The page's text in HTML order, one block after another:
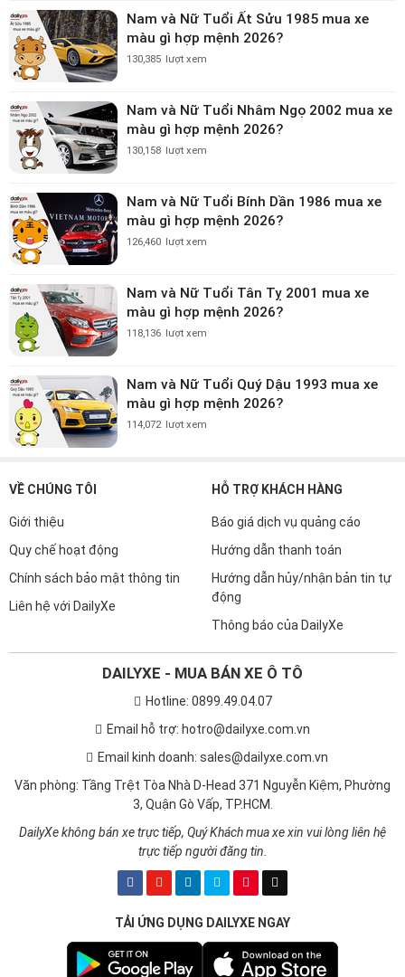
Nam và Nữ Tuổi Ất Sửu 1985 mua xe
màu gì hợp mệnh 2026?
130,385 lượt xem
Nam và Nữ Tuổi Nhâm Ngọ 2002 mua xe
màu gì hợp mệnh 2026?
130,158 lượt xem
Nam và Nữ Tuổi Bính Dần 1986 mua xe
màu gì hợp mệnh 2026?
126,460 lượt xem
Nam và Nữ Tuổi Tân Tỵ 2001 mua xe
màu gì hợp mệnh 2026?
118,136 lượt xem
Nam và Nữ Tuổi Quý Dậu 1993 mua xe
màu gì hợp mệnh 2026?
114,072 lượt xem
VỀ CHÚNG TÔI
Giới thiệu
Quy chế hoạt động
Chính sách bảo mật thông tin
Liên hệ với DailyXe
HỖ TRỢ KHÁCH HÀNG
Báo giá dịch vụ quảng cáo
Hướng dẫn thanh toán
Hướng dẫn hủy/nhận bản tin tự
động
Thông báo của DailyXe
DAILYXE - MUA BÁN XE Ô TÔ
Hotline: 0899.49.04.07
Email hỗ trợ: hotro@dailyxe.com.vn
Email kinh doanh: sales@dailyxe.com.vn
Văn phòng: Tầng Trệt Tòa Nhà D-Head 371 Nguyễn Kiệm, Phường
3, Quận Gò Vấp, TP.HCM.
DailyXe không bán xe trực tiếp, Quý Khách mua xe xin vui lòng liên hệ
trực tiếp người đăng tin.
TẢI ỨNG DỤNG DAILYXE NGAY